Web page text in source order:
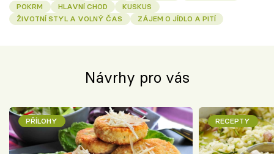
POKRM
HLAVNÍ CHOD
KUSKUS
ŽIVOTNÍ STYL A VOLNÝ ČAS
ZÁJEM O JÍDLO A PITÍ
Návrhy pro vás
PŘÍLOHY RECEPTY